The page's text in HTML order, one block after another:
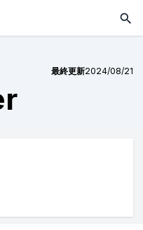
最終更新2024/08/21